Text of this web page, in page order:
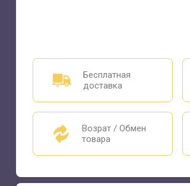
Бесплатная
доставка
Возрат / Обмен
товара